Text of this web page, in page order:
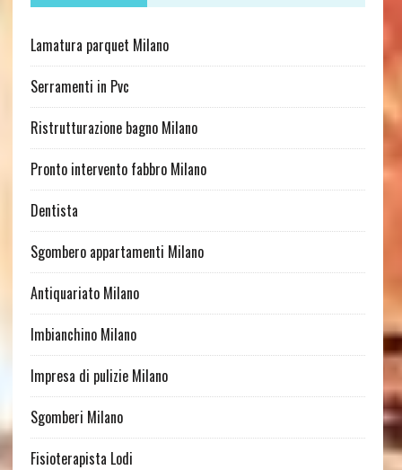
Lamatura parquet Milano
Serramenti in Pvc
Ristrutturazione bagno Milano
Pronto intervento fabbro Milano
Dentista
Sgombero appartamenti Milano
Antiquariato Milano
Imbianchino Milano
Impresa di pulizie Milano
Sgomberi Milano
Fisioterapista Lodi